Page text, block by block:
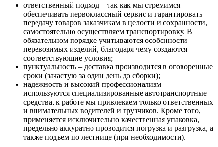
ответственный подход – так как мы стремимся
обеспечивать первоклассный сервис и гарантировать
передачу товаров заказчикам в целости и сохранности,
самостоятельно осуществляем транспортировку. В
обязательном порядке учитываются особенности
перевозимых изделий, благодаря чему создаются
соответствующие условия;
пунктуальность – доставка производится в оговоренные
сроки (зачастую за один день до сборки);
надежность и высокий профессионализм –
используются специализированные автотранспортные
средства, к работе мы привлекаем только ответственных
и внимательных водителей и грузчиков. Кроме того,
применяется исключительно качественная упаковка,
предельно аккуратно проводится погрузка и разгрузка, а
также подъем по лестнице (при необходимости).